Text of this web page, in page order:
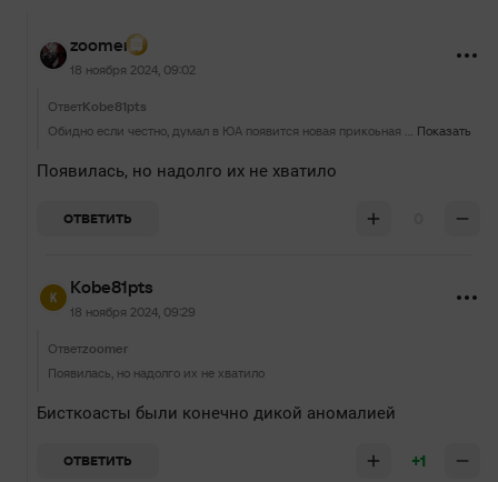
zoomer
18 ноября 2024, 09:02
ОтветKobe81pts
Обидно если честно, думал в ЮА появится новая прикоьная команда, а там вон что Показать
Появилась, но надолго их не хватило
ОТВЕТИТЬ
Kobe81pts
18 ноября 2024, 09:29
Ответzoomer
Появилась, но надолго их не хватило
Бисткоасты были конечно дикой аномалией
ОТВЕТИТЬ +1